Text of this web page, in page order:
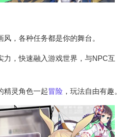
，各种任务都是你的舞台。
力，快速融入游戏世界，与NPC互
精灵角色一起冒险 ，玩法自由有趣。